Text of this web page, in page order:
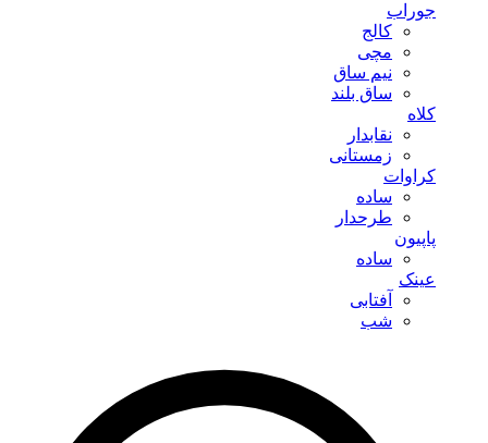
جوراب
کالج
مچی
نیم ساق
ساق بلند
کلاه
نقابدار
زمستانی
کراوات
ساده
طرحدار
پاپیون
ساده
عینک
آفتابی
شب